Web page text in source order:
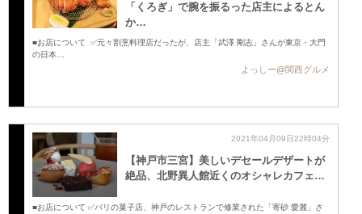
「くろぎ」で腕を振るった店主によるとん
か…
■お店について ✅元々割烹料理店だったが、店主「武澤 剛志」さんが東京・大門
の日本…
よっしー@関西グルメ
2021年04月09日22時04分
【神戸市三宮】美しいデセールデザートが
絶品、北野異人館近くのオシャレカフェ …
■お店について ✅パリの菓子店、神戸のレストランで修業された「寄砂 愛麗」さ